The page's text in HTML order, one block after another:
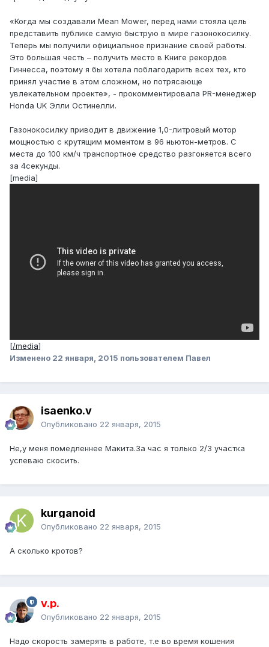
«Когда мы создавали Mean Mower, перед нами стояла цель
представить публике самую быструю в мире газонокосилку.
Теперь мы получили официальное признание своей работы.
Это большая честь – получить место в Книге рекордов
Гиннесса, поэтому я бы хотела поблагодарить всех тех, кто
принял участие в этом сложном, но потрясающе
увлекательном проекте», - прокомментировала PR-менеджер
Honda UK Элли Остинелли.
Газонокосилку приводит в движение 1,0-литровый мотор
мощностью с крутящим моментом в 96 ньютон-метров. С
места до 100 км/ч транспортное средство разгоняется всего
за 4секунды.
[media]
[/media]
Изменено 22 января, 2015 пользователем Павел
isaenko.v
Опубликовано 22 января, 2015
Не,у меня помедленнее Макита.За час я только 2/3 участка
успеваю скосить.
kurganoid
Опубликовано 22 января, 2015
А сколько кротов?
v.p.
Опубликовано 22 января, 2015
Надо скорость замерять в работе, т.е во время кошения